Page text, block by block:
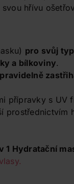
hřívu
pro svůj
a bílkoviny.
přípravky s UV
prostřednictvím
1 Hydratační